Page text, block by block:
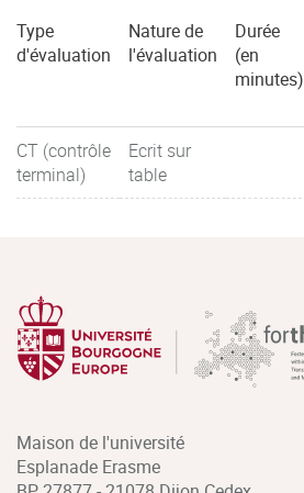
Type
d'évaluation
Nature de
l'évaluation
Durée
(en
minutes)
CT (contrôle
terminal)
Ecrit sur
table
Maison de l'université
Esplanade Erasme